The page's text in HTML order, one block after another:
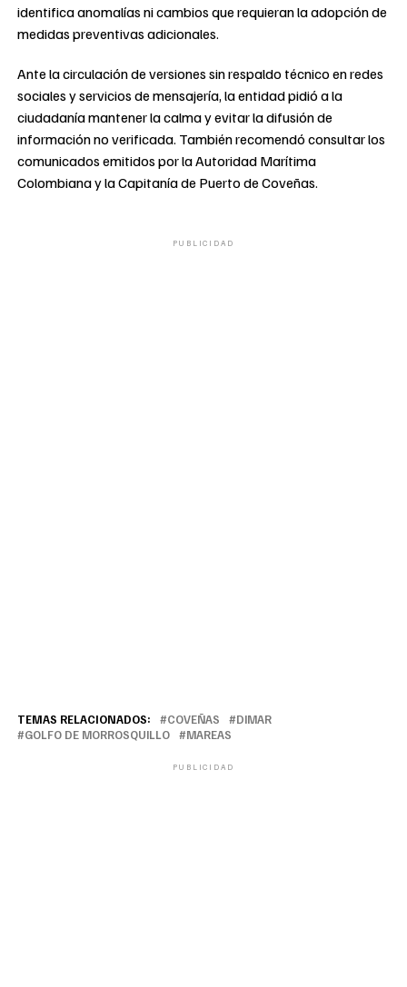
identifica anomalías ni cambios que requieran la adopción de
medidas preventivas adicionales.
Ante la circulación de versiones sin respaldo técnico en redes
sociales y servicios de mensajería, la entidad pidió a la
ciudadanía mantener la calma y evitar la difusión de
información no verificada. También recomendó consultar los
comunicados emitidos por la Autoridad Marítima
Colombiana y la Capitanía de Puerto de Coveñas.
PUBLICIDAD
TEMAS RELACIONADOS: COVEÑAS
DIMAR
GOLFO DE MORROSQUILLO
MAREAS
PUBLICIDAD